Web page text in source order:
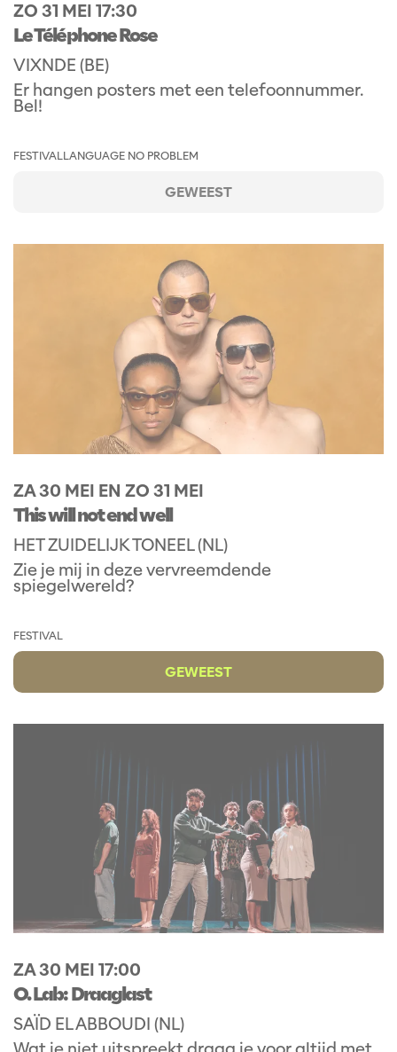
Le Téléphone Rose
VIXNDE (BE)
ZO 31 MEI 17:30
Er hangen posters met een telefoonnummer.
Bel!
FESTIVALLANGUAGE NO PROBLEM
GEWEEST
This will not end well
HET ZUIDELIJK TONEEL (NL)
ZA 30 MEI EN ZO 31 MEI
Zie je mij in deze vervreemdende
spiegelwereld?
FESTIVAL
GEWEEST
O. Lab: Draaglast
SAÏD EL ABBOUDI (NL)
ZA 30 MEI 17:00